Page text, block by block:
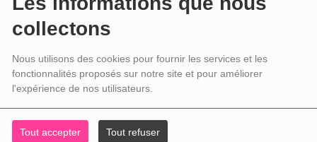
collectons
Nous utilisons des cookies pour fournir les services et les
fonctionnalités proposés sur notre site et pour améliorer
l'expérience de nos utilisateurs.
Tout accepter Tout refuser